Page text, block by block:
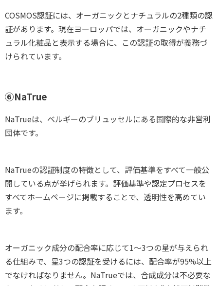
COSMOS認証には、オーガニックとナチュラルの2種類の認
証があります。現在ヨーロッパでは、オーガニックやナチ
ュラル化粧品と表示する場合に、この認証の取得が義務づ
けられています。
⑥NaTrue
NaTrueは、ベルギーのブリュッセルにある国際的な非営利
団体です。
NaTrueの認証制度の特徴として、評価基準をすべて一般公
開している点が挙げられます。評価基準や認定プロセスを
すべてホームページに掲載することで、透明性を高めてい
ます。
オーガニック成分の配合率に応じて1～3つの星が与えられ
る仕組みで、星3つの認証を受けるには、配合率が95%以上
でなければなりません。NaTrueでは、合成成分は不必要な